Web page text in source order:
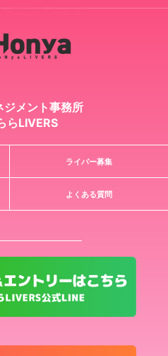
ジメント事務所
らLIVERS
ライバー募集
よくある質問